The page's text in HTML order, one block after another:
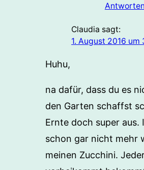
Antworten
Claudia sagt:
1. August 2016 um
Huhu,
na dafür, dass du es
den Garten schaffst
Ernte doch super aus.
schon gar nicht mehr
meinen Zucchini.